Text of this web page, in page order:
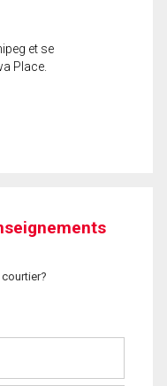
et se
Place.